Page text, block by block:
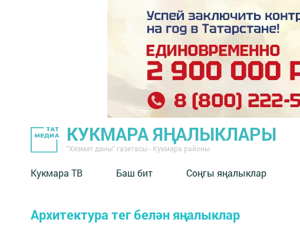
КУКМАРА ЯҢАЛЫКЛАРЫ
"Хезмәт даны" газетасы - Кукмара районы
Кукмара ТВ Баш бит Соңгы яңалыклар
Архитектура тег белән яңалыклар